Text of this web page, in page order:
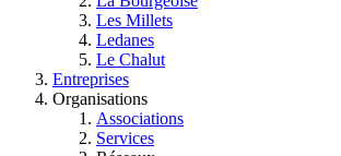
Les Millets
Ledanes
Le Chalut
Entreprises
Organisations
Associations
Services